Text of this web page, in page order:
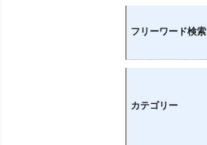
フリーワード検索
カテゴリー